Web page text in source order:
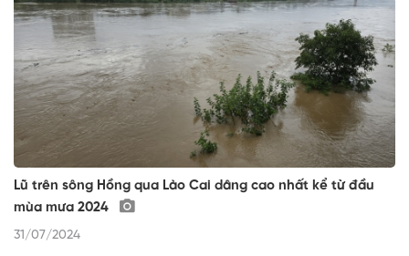
Lũ trên sông Hồng qua Lào Cai dâng cao nhất kể từ đầu
mùa mưa 2024
31/07/2024